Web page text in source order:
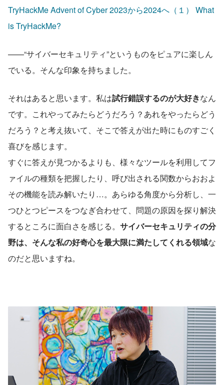
TryHackMe Advent of Cyber 2023から2024へ（１） What
is TryHackMe?
——“サイバーセキュリティ”というものをピュアに楽しん
でいる。そんな印象を持ちました。
それはあると思います。私は試行錯誤するのが大好きなん
です。これやってみたらどうだろう？あれをやったらどう
だろう？と考え抜いて、そこで答えが出た時にものすごく
喜びを感じます。
すぐに答えが見つかるよりも、様々なツールを利用してフ
ァイルの種類を把握したり、呼び出される関数からおおよ
その機能を読み解いたり…。あらゆる角度から分析し、一
つひとつピースをつなぎ合わせて、問題の原因を探り解決
するところに面白さを感じる。 サイバーセキュリティの分
野は、そんな私の好奇心を最大限に満たしてくれる領域な
のだと思いますね。